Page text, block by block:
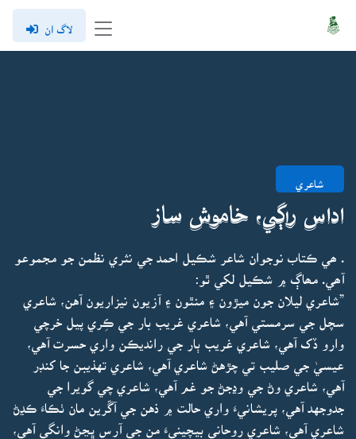
لاگ ان
شاعري
اداس راڳي، خاموش ساز
. ھي ڪتاب نوجوان شاعر شڪيل احمد جي نثري نظمن جو مجموعو
آھي. مھاڳ ۾ شڪيل لکي ٿو:
”شاعري ليلان جون ميڙون ۽ منٿون ۽ آزيون نيزاريون آهن، شاعري
سچل جي سرمستي آهي، شاعري غريب بار جي ڪِري پيل خرچي
وارو ڏک آهي، شاعري غريب ٻار جي رانديڪن واري حسرت آهي،
عيسيٰ جي صليب تي چڙهڻ شاعري آهي، شاعري تهذيبن جا کنڊر
آهي، شاعري وڻ جي وڍجڻ جو غم آهي، شاعري چي گويرا جي
جدوجهد آهي، پريشانيءَ واري حالت ۾ ذهن جي آڱرين مان ٺڪاءَ ڪڍڻ
شاعري آهي، شاعري روحاني بيچينيءَ من جي آرس ڀڃڻ وانگي آهي،